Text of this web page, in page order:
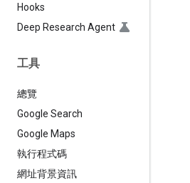
Hooks
Deep Research Agent
工具
總覽
Google Search
Google Maps
執行程式碼
網址背景資訊